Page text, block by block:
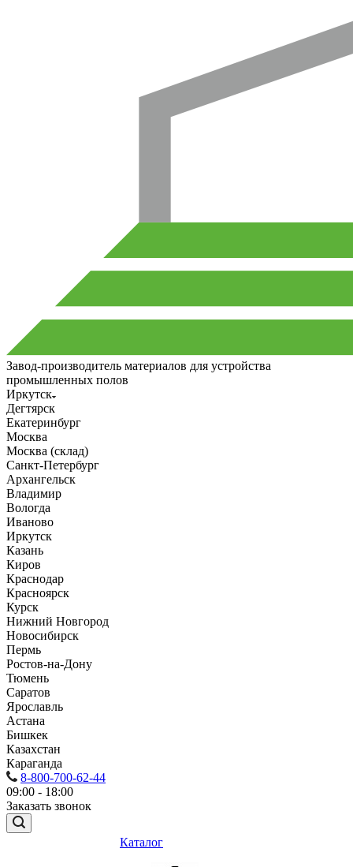
Завод-производитель материалов для устройства
промышленных полов
Иркутск
Дегтярск
Екатеринбург
Москва
Москва (склад)
Санкт-Петербург
Архангельск
Владимир
Вологда
Иваново
Иркутск
Казань
Киров
Краснодар
Красноярск
Курск
Нижний Новгород
Новосибирск
Пермь
Ростов-на-Дону
Тюмень
Саратов
Ярославль
Астана
Бишкек
Казахстан
Караганда
8-800-700-62-44
09:00 - 18:00
Заказать звонок
Каталог